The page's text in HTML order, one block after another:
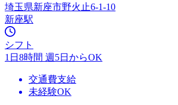
埼玉県新座市野火止6-1-10
新座駅
シフト
1日8時間 週5日からOK
交通費支給
未経験OK